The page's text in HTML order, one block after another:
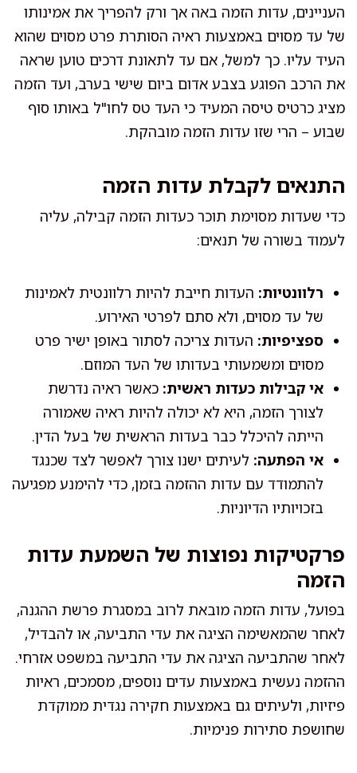
העניינים, עדות הזמה באה אך ורק להפריך את אמינותו
של עד מסוים באמצעות ראיה הסותרת פרט מסוים שהוא
העיד עליו. כך למשל, אם עד לתאונת דרכים טוען שראה
את הרכב הפוגע בצבע אדום ביום שישי בערב, ועד הזמה
מציג כרטיס טיסה המעיד כי העד טס לחו"ל באותו סוף
שבוע – הרי שזו עדות הזמה מובהקת.
התנאים לקבלת עדות הזמה
כדי שעדות מסוימת תוכר כעדות הזמה קבילה, עליה
לעמוד בשורה של תנאים:
רלוונטיות: העדות חייבת להיות רלוונטית לאמינות
של עד מסוים, ולא סתם לפרטי האירוע.
ספציפיות: העדות צריכה לסתור באופן ישיר פרט
מסוים ומשמעותי בעדותו של העד המוזם.
אי קבילות כעדות ראשית: כאשר ראיה נדרשת
לצורך הזמה, היא לא יכולה להיות ראיה שאמורה
הייתה להיכלל כבר בעדות הראשית של בעל הדין.
אי הפתעה: לעיתים ישנו צורך לאפשר לצד שכנגד
להתמודד עם עדות ההזמה בזמן, כדי להימנע מפגיעה
בזכויותיו הדיוניות.
פרקטיקות נפוצות של השמעת עדות
הזמה
בפועל, עדות הזמה מובאת לרוב במסגרת פרשת ההגנה,
לאחר שהמאשימה הציגה את עדי התביעה, או להבדיל,
לאחר שהתביעה הציגה את עדי התביעה במשפט אזרחי.
ההזמה נעשית באמצעות עדים נוספים, מסמכים, ראיות
פיזיות, ולעיתים גם באמצעות חקירה נגדית ממוקדת
שחושפת סתירות פנימיות.